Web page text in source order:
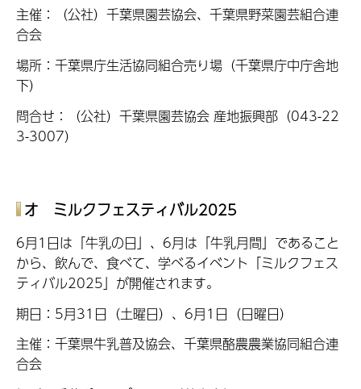
主催：（公社）千葉県園芸協会、千葉県野菜園芸組合連
合会
場所：千葉県庁生活協同組合売り場（千葉県庁中庁舎地
下）
問合せ：（公社）千葉県園芸協会 産地振興部（043-22
3-3007）
オ ミルクフェスティバル2025
6月1日は「牛乳の日」、6月は「牛乳月間」であること
から、飲んで、食べて、学べるイベント「ミルクフェス
ティバル2025」が開催されます。
期日：5月31日（土曜日）、6月1日（日曜日）
主催：千葉県牛乳普及協会、千葉県酪農農業協同組合連
合会